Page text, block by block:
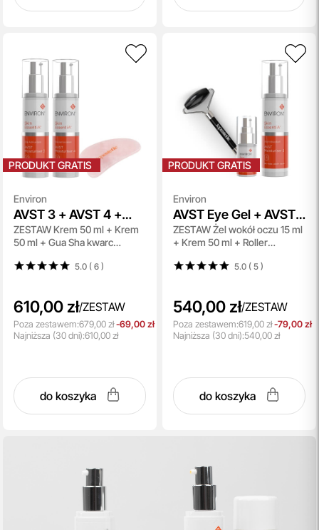
PRODUKT GRATIS
Environ
AVST 3 + AVST 4 +
Gua Sha Topestetic
ZESTAW Krem 50 ml + Krem
50 ml + Gua Sha kwarc
5.0 ( 6)
610,00 zł/ZESTAW
Poza zestawem:679,00 zł-69,00 zł
Najniższa (30 dni):610,00 zł
do koszyka
PRODUKT GRATIS
Environ
AVST Eye Gel + AVST
5 Cream + Roller
Topestetic
ZESTAW Żel wokół oczu 15 ml
+ Krem 50 ml + Roller
5.0 ( 5)
540,00 zł/ZESTAW
Poza zestawem:619,00 zł-79,00 zł
Najniższa (30 dni):540,00 zł
do koszyka